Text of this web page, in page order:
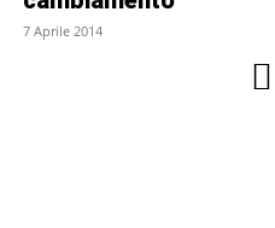
7 Aprile 2014